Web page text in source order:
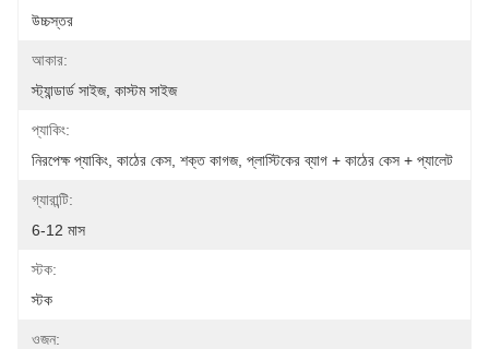
উচ্চস্তর
আকার:
স্ট্যান্ডার্ড সাইজ, কাস্টম সাইজ
প্যাকিং:
নিরপেক্ষ প্যাকিং, কাঠের কেস, শক্ত কাগজ, প্লাস্টিকের ব্যাগ + কাঠের কেস + প্যালেট
গ্যারান্টি:
6-12 মাস
স্টক:
স্টক
ওজন: